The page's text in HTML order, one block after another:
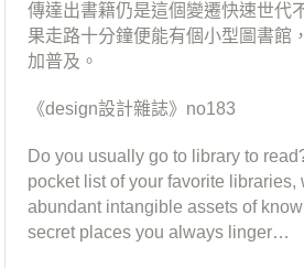
傳達出書籍仍是這個變遷快速世代
果走路十分鐘便能有個小型圖書館
加普及。
《design設計雜誌》no183
Do you usually go to library to
pocket list of your favorite
abundant intangible assets of
secret places you always linger…